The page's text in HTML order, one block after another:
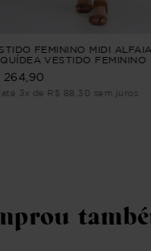
FEMININO MIDI
VESTIDO FEMININO
Azul M
264,90
até 3x de R$ 88,30 sem juros